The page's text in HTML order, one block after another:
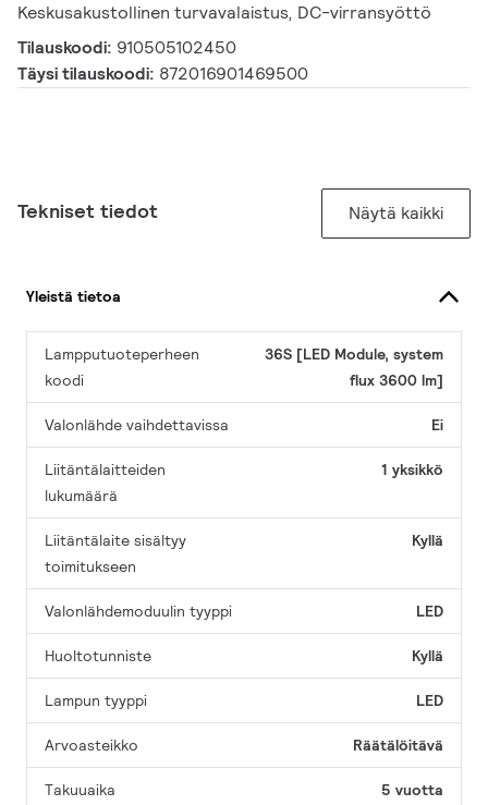
Keskusakustollinen turvavalaistus, DC-virransyöttö
Tilauskoodi: 910505102450
Täysi tilauskoodi: 872016901469500
Tekniset tiedot Näytä kaikki
Yleistä tietoa
Lampputuoteperheen
koodi
36S [LED Module, system
flux 3600 lm]
Valonlähde vaihdettavissa Ei
Liitäntälaitteiden
lukumäärä
1 yksikkö
Liitäntälaite sisältyy
toimitukseen
Kyllä
Valonlähdemoduulin tyyppi LED
Huoltotunniste Kyllä
Lampun tyyppi LED
Arvoasteikko Räätälöitävä
Takuuaika 5 vuotta